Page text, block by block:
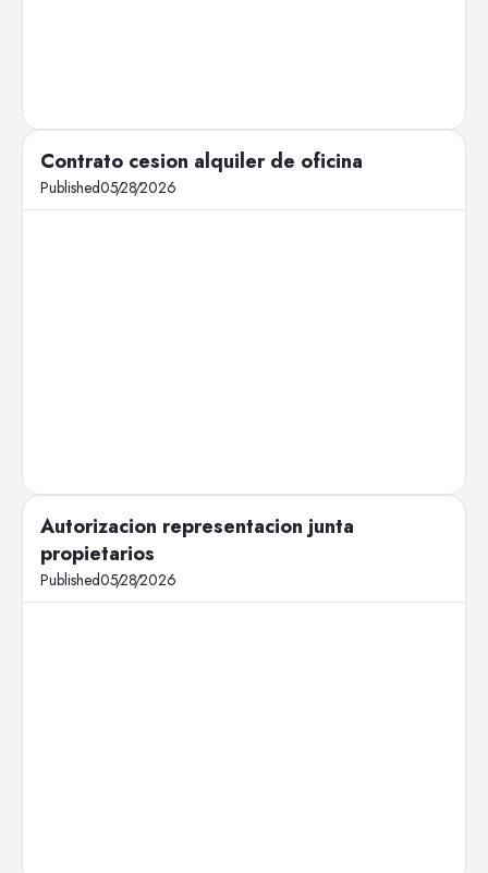
Contrato cesion alquiler de oficina
Published05/28/2026
Autorizacion representacion junta
propietarios
Published05/28/2026